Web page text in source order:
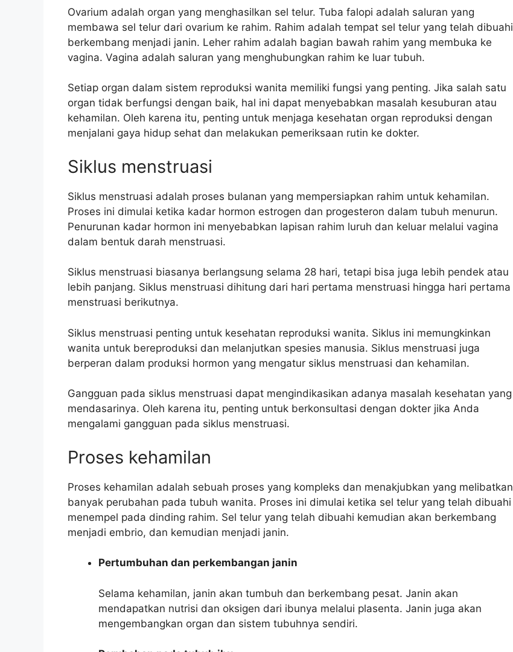
Ovarium adalah organ yang menghasilkan sel telur. Tuba falopi adalah saluran yang
membawa sel telur dari ovarium ke rahim. Rahim adalah tempat sel telur yang telah dibuahi
berkembang menjadi janin. Leher rahim adalah bagian bawah rahim yang membuka ke
vagina. Vagina adalah saluran yang menghubungkan rahim ke luar tubuh.
Setiap organ dalam sistem reproduksi wanita memiliki fungsi yang penting. Jika salah satu
organ tidak berfungsi dengan baik, hal ini dapat menyebabkan masalah kesuburan atau
kehamilan. Oleh karena itu, penting untuk menjaga kesehatan organ reproduksi dengan
menjalani gaya hidup sehat dan melakukan pemeriksaan rutin ke dokter.
Siklus menstruasi
Siklus menstruasi adalah proses bulanan yang mempersiapkan rahim untuk kehamilan.
Proses ini dimulai ketika kadar hormon estrogen dan progesteron dalam tubuh menurun.
Penurunan kadar hormon ini menyebabkan lapisan rahim luruh dan keluar melalui vagina
dalam bentuk darah menstruasi.
Siklus menstruasi biasanya berlangsung selama 28 hari, tetapi bisa juga lebih pendek atau
lebih panjang. Siklus menstruasi dihitung dari hari pertama menstruasi hingga hari pertama
menstruasi berikutnya.
Siklus menstruasi penting untuk kesehatan reproduksi wanita. Siklus ini memungkinkan
wanita untuk bereproduksi dan melanjutkan spesies manusia. Siklus menstruasi juga
berperan dalam produksi hormon yang mengatur siklus menstruasi dan kehamilan.
Gangguan pada siklus menstruasi dapat mengindikasikan adanya masalah kesehatan yang
mendasarinya. Oleh karena itu, penting untuk berkonsultasi dengan dokter jika Anda
mengalami gangguan pada siklus menstruasi.
Proses kehamilan
Proses kehamilan adalah sebuah proses yang kompleks dan menakjubkan yang melibatkan
banyak perubahan pada tubuh wanita. Proses ini dimulai ketika sel telur yang telah dibuahi
menempel pada dinding rahim. Sel telur yang telah dibuahi kemudian akan berkembang
menjadi embrio, dan kemudian menjadi janin.
Pertumbuhan dan perkembangan janin
Selama kehamilan, janin akan tumbuh dan berkembang pesat. Janin akan
mendapatkan nutrisi dan oksigen dari ibunya melalui plasenta. Janin juga akan
mengembangkan organ dan sistem tubuhnya sendiri.